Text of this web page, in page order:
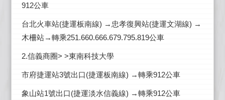
912公車
台北火車站(捷運板南線) →忠孝復興站(捷運文湖線) →
木柵站→轉乘251.660.666.679.795.819公車
2.信義商圈> >東南科技大學
市府捷運站3號出口(捷運板南線) →轉乘912公車
象山站1號出口(捷運淡水信義線) →轉乘912公車